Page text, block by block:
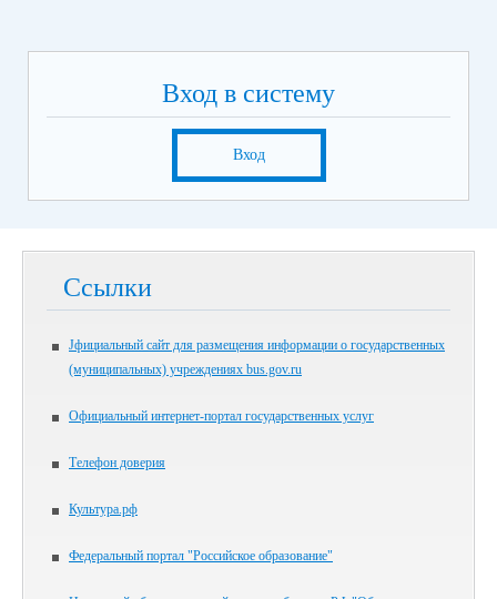
Вход в систему
Вход
Ссылки
Jфициальный сайт для размещения информации о государственных
(муниципальных) учреждениях bus.gov.ru
Официальный интернет-портал государственных услуг
Телефон доверия
Культура.рф
Федеральный портал "Российское образование"